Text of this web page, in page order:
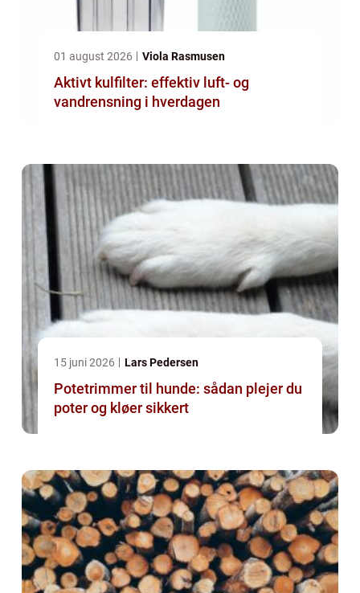
01 august 2026 Viola Rasmusen
Aktivt kulfilter: effektiv luft- og
vandrensning i hverdagen
15 juni 2026 Lars Pedersen
Potetrimmer til hunde: sådan plejer du
poter og kløer sikkert